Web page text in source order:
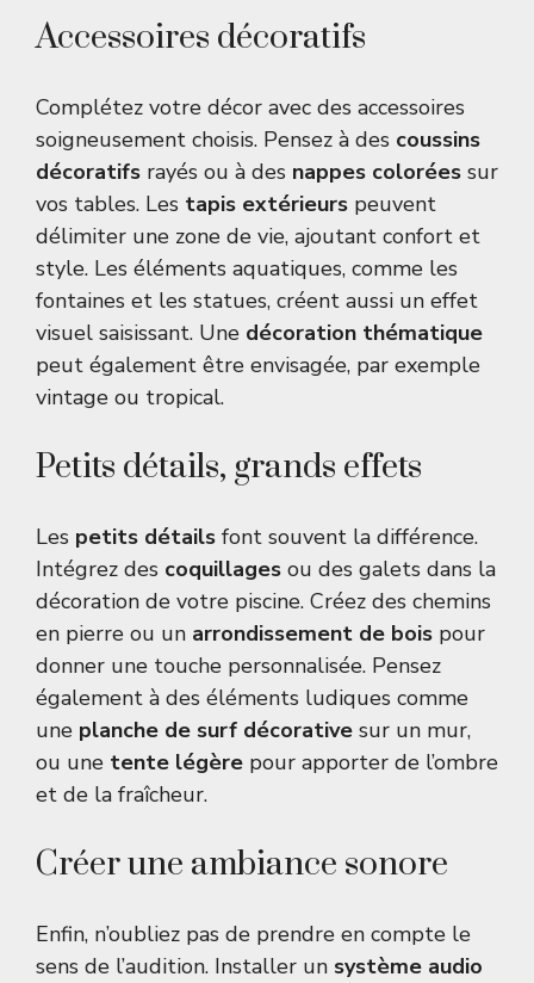
Accessoires décoratifs
Complétez votre décor avec des accessoires
soigneusement choisis. Pensez à des coussins
décoratifs rayés ou à des nappes colorées sur
vos tables. Les tapis extérieurs peuvent
délimiter une zone de vie, ajoutant confort et
style. Les éléments aquatiques, comme les
fontaines et les statues, créent aussi un effet
visuel saisissant. Une décoration thématique
peut également être envisagée, par exemple
vintage ou tropical.
Petits détails, grands effets
Les petits détails font souvent la différence.
Intégrez des coquillages ou des galets dans la
décoration de votre piscine. Créez des chemins
en pierre ou un arrondissement de bois pour
donner une touche personnalisée. Pensez
également à des éléments ludiques comme
une planche de surf décorative sur un mur,
ou une tente légère pour apporter de l’ombre
et de la fraîcheur.
Créer une ambiance sonore
Enfin, n’oubliez pas de prendre en compte le
sens de l’audition. Installer un système audio